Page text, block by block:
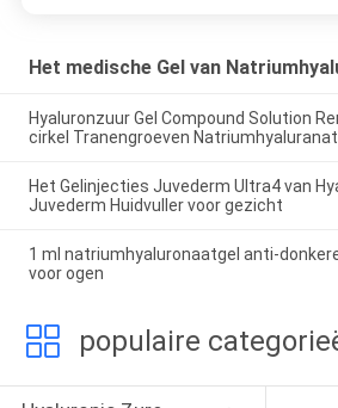
Het medische Gel van
Hyaluronzuur Gel Compound Solution
cirkel Tranengroeven Natriumhyaluranat
Het Gelinjecties Juvederm Ultra4 van
Juvederm Huidvuller voor gezicht
1 ml natriumhyaluronaatgel anti-
voor ogen
populaire